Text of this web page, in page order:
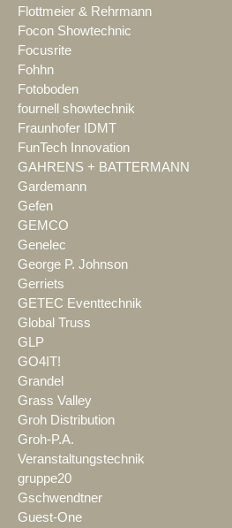
Flottmeier & Rehrmann
Focon Showtechnic
Focusrite
Fohhn
Fotoboden
fournell showtechnik
Fraunhofer IDMT
FunTech Innovation
GAHRENS + BATTERMANN
Gardemann
Gefen
GEMCO
Genelec
George P. Johnson
Gerriets
GETEC Eventtechnik
Global Truss
GLP
GO4IT!
Grandel
Grass Valley
Groh Distribution
Groh-P.A.
Veranstaltungstechnik
gruppe20
Gschwendtner
Guest-One